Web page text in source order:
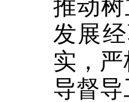
推动
发展
实，
导督